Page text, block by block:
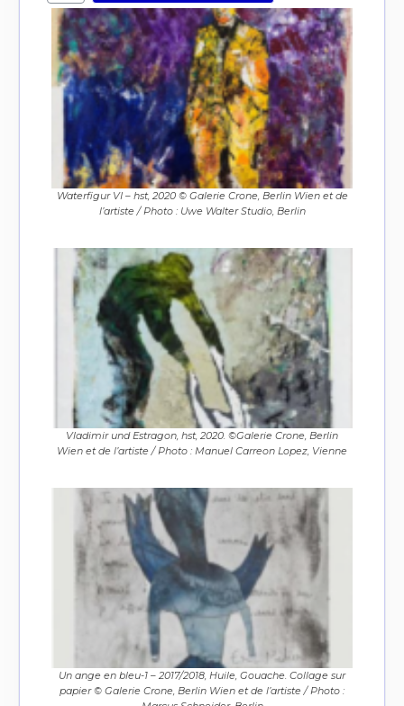
Waterfigur VI – hst, 2020 © Galerie Crone, Berlin Wien et de
l’artiste / Photo : Uwe Walter Studio, Berlin
Vladimir und Estragon, hst, 2020. ©Galerie Crone, Berlin
Wien et de l’artiste / Photo : Manuel Carreon Lopez, Vienne
Un ange en bleu-1 – 2017/2018, Huile, Gouache. Collage sur
papier © Galerie Crone, Berlin Wien et de l’artiste / Photo :